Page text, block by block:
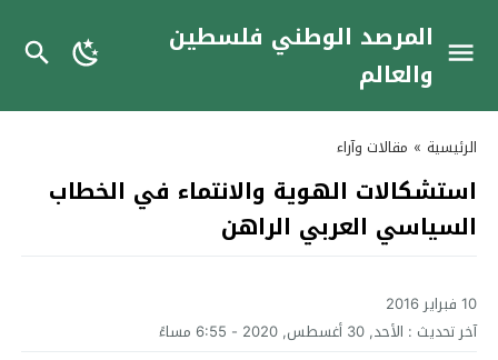
المرصد الوطني فلسطين
والعالم
الرئيسية » مقالات وآراء
استشكالات الهوية والانتماء في الخطاب
السياسي العربي الراهن
10 فبراير 2016
آخر تحديث : الأحد, 30 أغسطس, 2020 - 6:55 مساءً